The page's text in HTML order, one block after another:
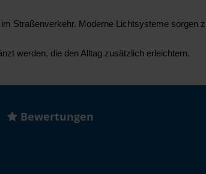
Straßenverkehr. Moderne Lichtsysteme sorgen
werden, die den Alltag zusätzlich erleichtern.
Bewertungen